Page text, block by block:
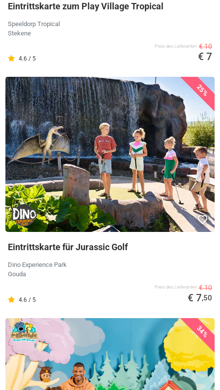
Eintrittskarte zum Play Village Tropical
Speeldorp Tropical
Stekene
4.6 / 5
Preis des Lieferanten € 10
€ 7
25%
Eintrittskarte für Jurassic Golf
Dino Experience Park
Gouda
4.6 / 5
Preis des Lieferanten € 10
€ 7,50
34%